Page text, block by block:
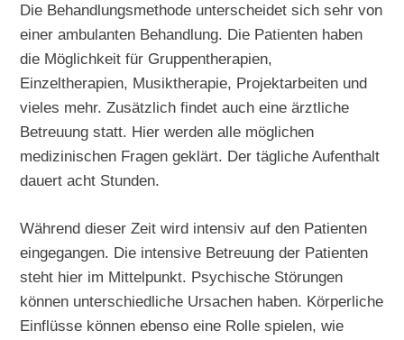
Die Behandlungsmethode unterscheidet sich sehr von
einer ambulanten Behandlung. Die Patienten haben
die Möglichkeit für Gruppentherapien,
Einzeltherapien, Musiktherapie, Projektarbeiten und
vieles mehr. Zusätzlich findet auch eine ärztliche
Betreuung statt. Hier werden alle möglichen
medizinischen Fragen geklärt. Der tägliche Aufenthalt
dauert acht Stunden.
Während dieser Zeit wird intensiv auf den Patienten
eingegangen. Die intensive Betreuung der Patienten
steht hier im Mittelpunkt. Psychische Störungen
können unterschiedliche Ursachen haben. Körperliche
Einflüsse können ebenso eine Rolle spielen, wie